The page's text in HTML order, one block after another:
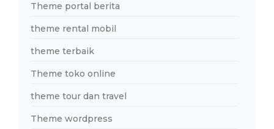
Theme portal berita
theme rental mobil
theme terbaik
Theme toko online
theme tour dan travel
Theme wordpress